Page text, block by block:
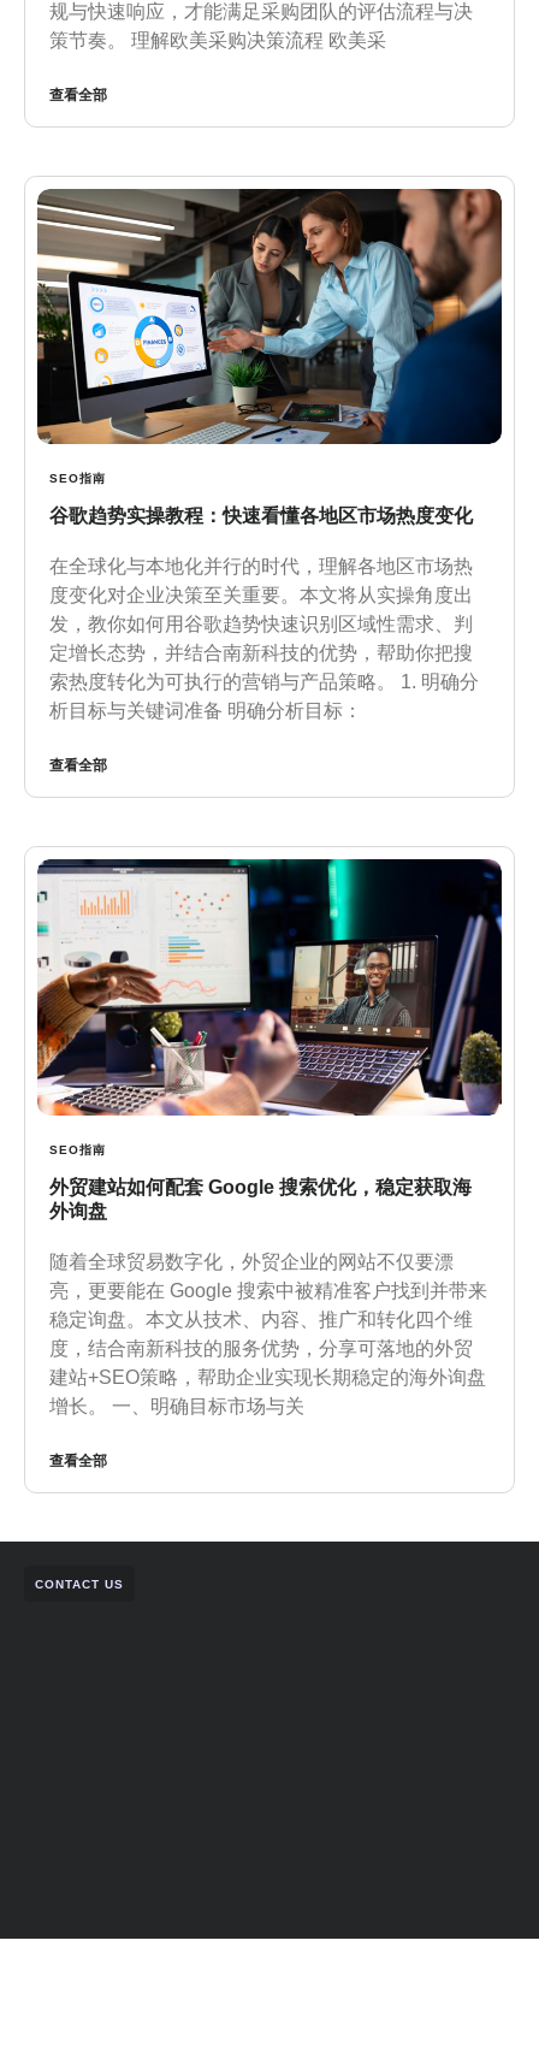
规与快速响应，才能满足采购团队的评估流程与决
策节奏。 理解欧美采购决策流程 欧美采
查看全部
SEO指南
谷歌趋势实操教程：快速看懂各地区市场热度变化
在全球化与本地化并行的时代，理解各地区市场热
度变化对企业决策至关重要。本文将从实操角度出
发，教你如何用谷歌趋势快速识别区域性需求、判
定增长态势，并结合南新科技的优势，帮助你把搜
索热度转化为可执行的营销与产品策略。 1. 明确分
析目标与关键词准备 明确分析目标：
查看全部
SEO指南
外贸建站如何配套 Google 搜索优化，稳定获取海
外询盘
随着全球贸易数字化，外贸企业的网站不仅要漂
亮，更要能在 Google 搜索中被精准客户找到并带来
稳定询盘。本文从技术、内容、推广和转化四个维
度，结合南新科技的服务优势，分享可落地的外贸
建站+SEO策略，帮助企业实现长期稳定的海外询盘
增长。 一、明确目标市场与关
查看全部
CONTACT US